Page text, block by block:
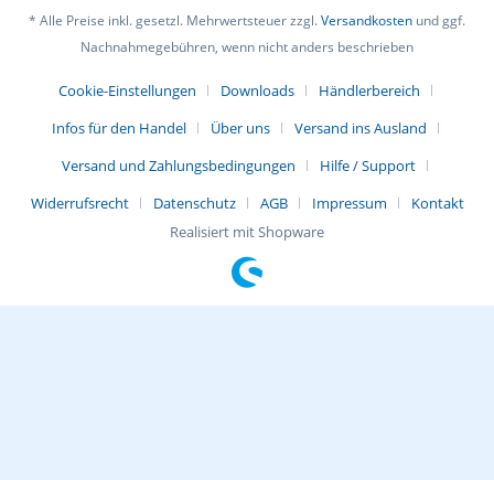
* Alle Preise inkl. gesetzl. Mehrwertsteuer zzgl.Versandkosten und ggf.
Nachnahmegebühren, wenn nicht anders beschrieben
Cookie-Einstellungen Downloads
Händlerbereich
Infos für den Handel
Über uns
Versand ins Ausland
Versand und Zahlungsbedingungen
Hilfe / Support
Widerrufsrecht
Datenschutz AGB Impressum
Kontakt
Realisiert mit Shopware